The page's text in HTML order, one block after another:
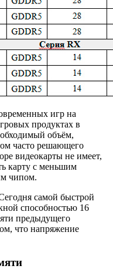
игр на
продуктах в
объём,
часто решающего
видеокарты не имеет,
карту с меньшим
чипом.
самой быстрой
способностью 16
предыдущего
что напряжение